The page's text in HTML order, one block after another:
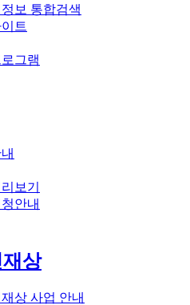
보 통합검색
트
그램
보기
안내
상
상 사업 안내